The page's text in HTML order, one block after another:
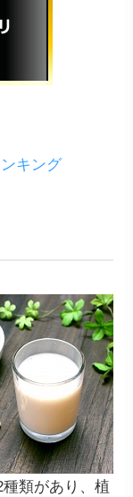
キング
類があり、植